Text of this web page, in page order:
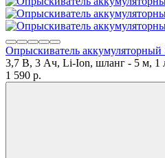
Опрыскиватель
3,7 В, 3 Ач, Li-Ion, шланг - 5 м, 1
1 590 p.